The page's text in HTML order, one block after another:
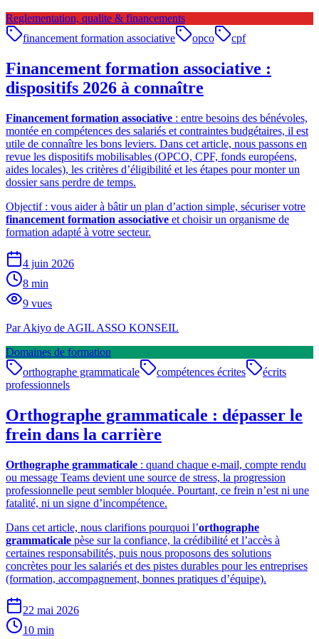
Reglementation, qualite & financements
financement formation associative
opco cpf
Financement formation associative :
dispositifs 2026 à connaître
Financement formation associative : entre besoins des bénévoles,
montée en compétences des salariés et contraintes budgétaires, il est
utile de connaître les bons leviers. Dans cet article, nous passons en
revue les dispositifs mobilisables (OPCO, CPF, fonds européens,
aides locales), les critères d’éligibilité et les étapes pour monter un
dossier sans perdre de temps.
Objectif : vous aider à bâtir un plan d’action simple, sécuriser votre
financement formation associative et choisir un organisme de
formation adapté à votre secteur.
4 juin 2026
8 min
9 vues
ParAkiyo de AGIL ASSO KONSEIL
Domaines de formation
orthographe grammaticale
compétences écrites
écrits
professionnels
Orthographe grammaticale : dépasser le
frein dans la carrière
Orthographe grammaticale : quand chaque e-mail, compte rendu
ou message Teams devient une source de stress, la progression
professionnelle peut sembler bloquée. Pourtant, ce frein n’est ni une
fatalité, ni un signe d’incompétence.
Dans cet article, nous clarifions pourquoi l’orthographe
grammaticale pèse sur la confiance, la crédibilité et l’accès à
certaines responsabilités, puis nous proposons des solutions
concrètes pour les salariés et des pistes durables pour les entreprises
(formation, accompagnement, bonnes pratiques d’équipe).
22 mai 2026
10 min